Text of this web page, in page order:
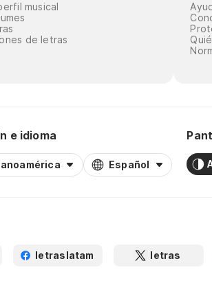
musical
de letras
e idioma
Español
letraslatam letras